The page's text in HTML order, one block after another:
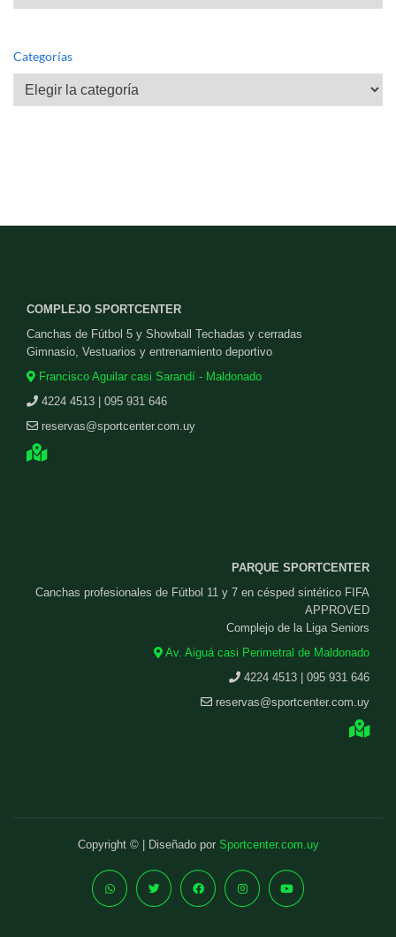
Categorías
Categorías
COMPLEJO SPORTCENTER
Canchas de Fútbol 5 y Showball Techadas y cerradas
Gimnasio, Vestuarios y entrenamiento deportivo
Francisco Aguilar casi Sarandí - Maldonado
4224 4513 | 095 931 646
reservas@sportcenter.com.uy
PARQUE SPORTCENTER
Canchas profesionales de Fútbol 11 y 7 en césped sintético FIFA
APPROVED
Complejo de la Liga Seniors
Av. Aiguá casi Perimetral de Maldonado
4224 4513 | 095 931 646
reservas@sportcenter.com.uy
Copyright © | Diseñado por Sportcenter.com.uy